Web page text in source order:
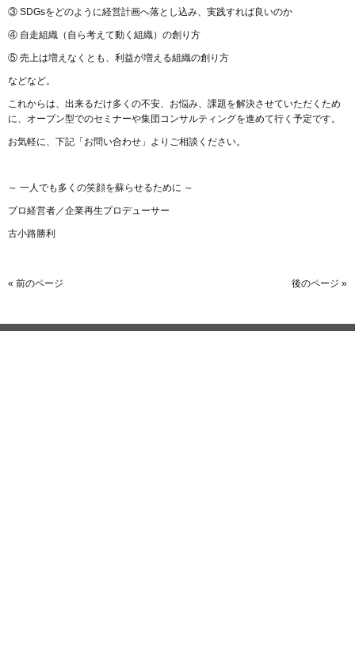
③ SDGsをどのように経営計画へ落とし込み、実践すれば良いのか
④ 自走組織（自ら考えて動く組織）の創り方
⑤ 売上は増えなくとも、利益が増える組織の創り方
などなど。
これからは、出来るだけ多くの不安、お悩み、課題を解決させていただくため
に、オープン型でのセミナーや集団コンサルティングを進めて行く予定です。
お気軽に、下記「お問い合わせ」よりご相談ください。
～ 一人でも多くの笑顔を蘇らせるために ～
プロ経営者／企業再生プロデューサー
古小路勝利
« 前のページ 後のページ »